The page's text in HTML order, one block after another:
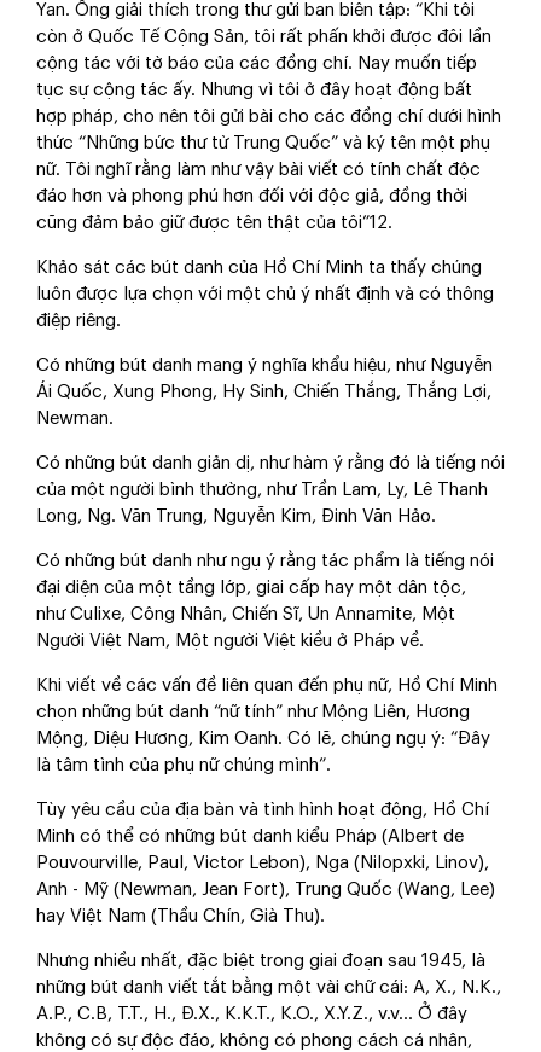
Yan. Ông giải thích trong thư gửi ban biên tập: “Khi tôi
còn ở Quốc Tế Cộng Sản, tôi rất phấn khởi được đôi lần
cộng tác với tờ báo của các đồng chí. Nay muốn tiếp
tục sự cộng tác ấy. Nhưng vì tôi ở đây hoạt động bất
hợp pháp, cho nên tôi gửi bài cho các đồng chí dưới hình
thức “Những bức thư từ Trung Quốc” và ký tên một phụ
nữ. Tôi nghĩ rằng làm như vậy bài viết có tính chất độc
đáo hơn và phong phú hơn đối với độc giả, đồng thời
cũng đảm bảo giữ được tên thật của tôi”12.
Khảo sát các bút danh của Hồ Chí Minh ta thấy chúng
luôn được lựa chọn với một chủ ý nhất định và có thông
điệp riêng.
Có những bút danh mang ý nghĩa khẩu hiệu, như Nguyễn
Ái Quốc, Xung Phong, Hy Sinh, Chiến Thắng, Thắng Lợi,
Newman.
Có những bút danh giản dị, như hàm ý rằng đó là tiếng nói
của một người bình thường, như Trần Lam, Ly, Lê Thanh
Long, Ng. Văn Trung, Nguyễn Kim, Đinh Văn Hảo.
Có những bút danh như ngụ ý rằng tác phẩm là tiếng nói
đại diện của một tầng lớp, giai cấp hay một dân tộc,
như Culixe, Công Nhân, Chiến Sĩ, Un Annamite, Một
Người Việt Nam, Một người Việt kiều ở Pháp về.
Khi viết về các vấn đề liên quan đến phụ nữ, Hồ Chí Minh
chọn những bút danh “nữ tính” như Mộng Liên, Hương
Mộng, Diệu Hương, Kim Oanh. Có lẽ, chúng ngụ ý: “Đây
là tâm tình của phụ nữ chúng mình”.
Tùy yêu cầu của địa bàn và tình hình hoạt động, Hồ Chí
Minh có thể có những bút danh kiểu Pháp (Albert de
Pouvourville, Paul, Victor Lebon), Nga (Nilopxki, Linov),
Anh - Mỹ (Newman, Jean Fort), Trung Quốc (Wang, Lee)
hay Việt Nam (Thầu Chín, Già Thu).
Nhưng nhiều nhất, đặc biệt trong giai đoạn sau 1945, là
những bút danh viết tắt bằng một vài chữ cái: A, X., N.K.,
A.P., C.B, T.T., H., Đ.X., K.K.T., K.O., X.Y.Z., v.v… Ở đây
không có sự độc đáo, không có phong cách cá nhân,